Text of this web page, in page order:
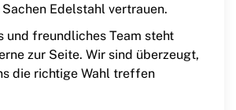
Edelstahl vertrauen.
und freundliches Team steht
zur Seite. Wir sind überzeugt,
die richtige Wahl treffen